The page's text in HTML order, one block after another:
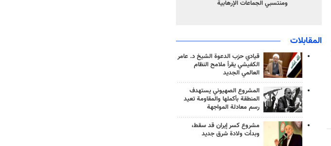
ومنتسبي الجماعات الإرهابية
المقابلات
قيادي حزب الدعوة الشيخ د. عامر
الكفيشي يقرأ ملامح النظام
العالمي الجديد
المشروع الصهيوني يستهدف
المنطقة بأكملها والمقاومة تعيد
رسم معادلة المواجهة
مشروع كسر إيران قد سقط،
وبدأت ولادة شرق جديد